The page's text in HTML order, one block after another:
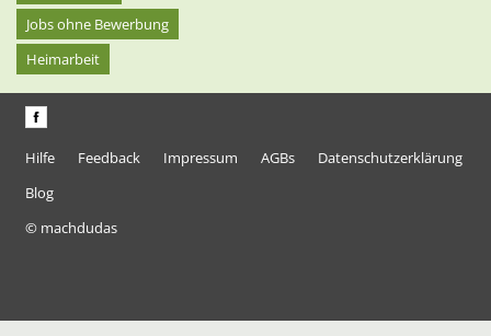
Jobs ohne Bewerbung
Heimarbeit
Hilfe Feedback Impressum AGBs
Datenschutzerklärung
Blog
© machdudas